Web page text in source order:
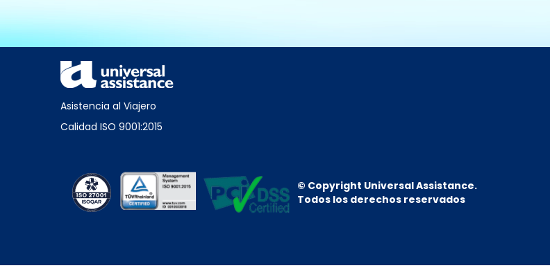
Asistencia al Viajero
Calidad ISO 9001:2015
© Copyright Universal Assistance.
Todos los derechos reservados